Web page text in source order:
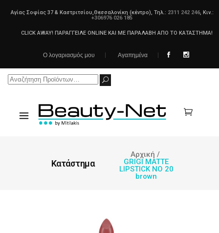
Αγίας Σοφίας 37 & Καστριτσίου,Θεσσαλονίκη (κέντρο), Τηλ.: 2311 242 246, Κιν.:
+306976 026 185
CLICK AWAY! ΠΑΡΑΓΓΕΙΛΕ ONLINE ΚΑΙ ΜΕ ΠΑΡΑΛΑΒΗ ΑΠΟ ΤΟ ΚΑΤΑΣΤΗΜΑ!
Ο λογαριασμός μου Αγαπημένα
Search
Κατάστημα
Αρχική /
GRIGI MATTE
LIPSTICK NO 20
brown